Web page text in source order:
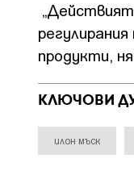
продукти,
КЛЮЧОВИ
илон мъск